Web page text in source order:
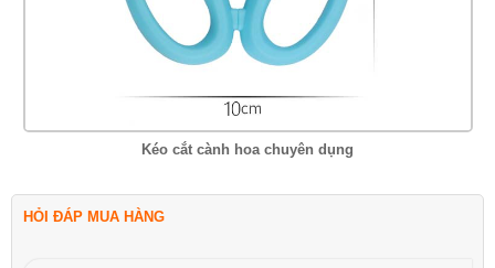
Kéo cắt cành hoa chuyên dụng
HỎI ĐÁP MUA HÀNG